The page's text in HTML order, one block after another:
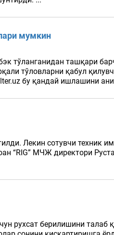
мумкин
тўланганидан ташқари
тўловларни қабул
бу қандай ишлашини
Лекин сотувчи техник
“RIG” МЧЖ директори
рухсат берилишини